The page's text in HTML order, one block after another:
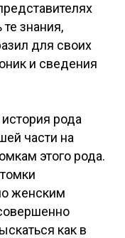
те знания,
для своих
и сведения
рода
части на
этого рода.
женским
как в